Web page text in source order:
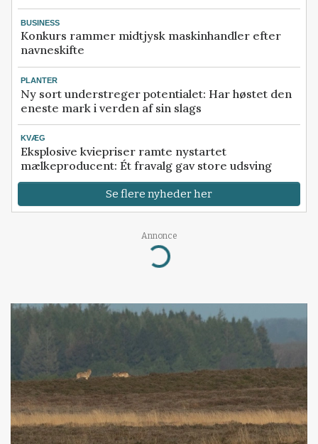
BUSINESS
Konkurs rammer midtjysk maskinhandler efter
navneskifte
PLANTER
Ny sort understreger potentialet: Har høstet den
eneste mark i verden af sin slags
KVÆG
Eksplosive kviepriser ramte nystartet
mælkeproducent: Ét fravalg gav store udsving
Se flere nyheder her
Annonce
Loading...